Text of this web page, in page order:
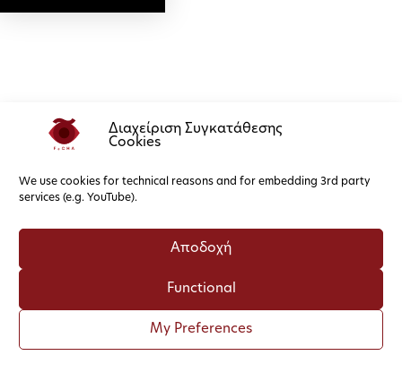
Διαχείριση Συγκατάθεσης
Cookies
We use cookies for technical reasons and for embedding 3rd party
services (e.g. YouTube).
Αποδοχή
Functional
My Preferences